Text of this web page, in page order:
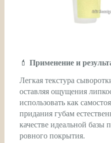
💄 Применение и
Легкая текстура
оставляя ощущения
использовать как
придания губам
качестве идеальной базы
ровного покрытия.